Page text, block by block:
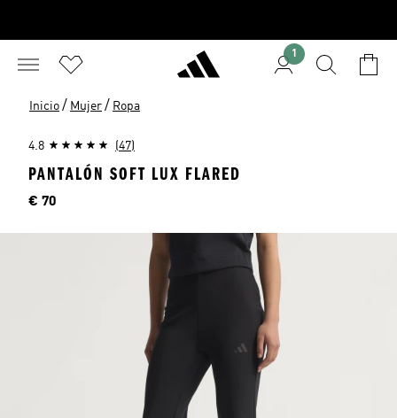
1
Inicio / Mujer / Ropa
4.8 (47)
PANTALÓN SOFT LUX FLARED
Precio
€ 70